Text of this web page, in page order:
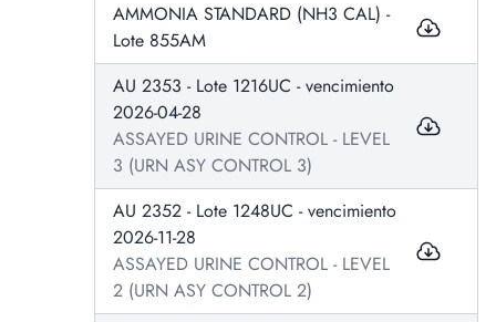
AMMONIA STANDARD (NH3 CAL) -
Lote 855AM
AU 2353 - Lote 1216UC - vencimiento
2026-04-28
ASSAYED URINE CONTROL - LEVEL
3 (URN ASY CONTROL 3)
AU 2352 - Lote 1248UC - vencimiento
2026-11-28
ASSAYED URINE CONTROL - LEVEL
2 (URN ASY CONTROL 2)